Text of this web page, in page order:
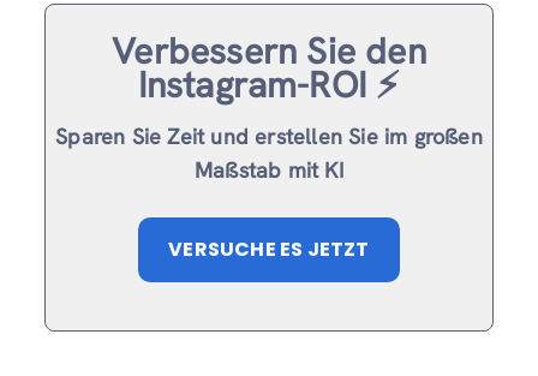
Verbessern Sie den
Instagram-ROI ⚡️
Sparen Sie Zeit und erstellen Sie im großen
Maßstab mit KI
VERSUCHE ES JETZT